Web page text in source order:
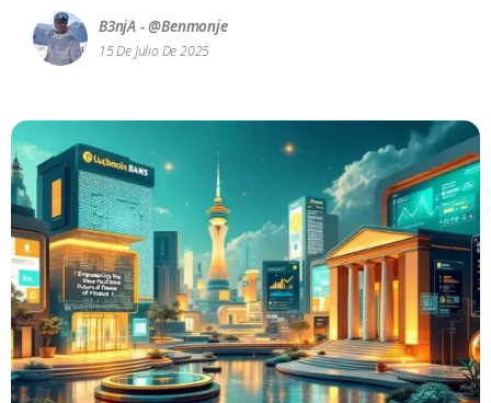
B3njA - @benmonje
15 De Julio De 2025